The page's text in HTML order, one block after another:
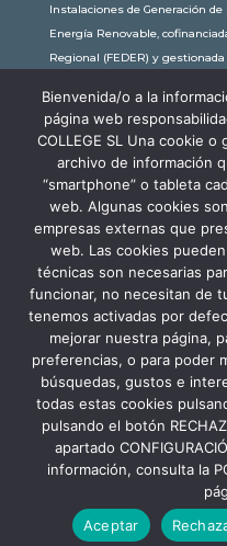
Instalaciones de Generación
Energía Renovable,
Regional (FEDER) y
subvención de 30.245,63€. Con
comunidad educativa de New
toneladas de CO2 al año, lo
o plantar 116 árboles al año.
Aviso Legal
Política de
Bienvenida/o a la
página web
COLLEGE SL Una cookie
archivo de información
“smartphone” o tableta
web. Algunas cookies
empresas externas que
web. Las cookies
técnicas son necesarias
funcionar, no necesitan de
tenemos activadas por
mejorar nuestra página,
preferencias, o para poder
búsquedas, gustos e
todas estas cookies
pulsando el botón
apartado
información, consulta la
Aceptar